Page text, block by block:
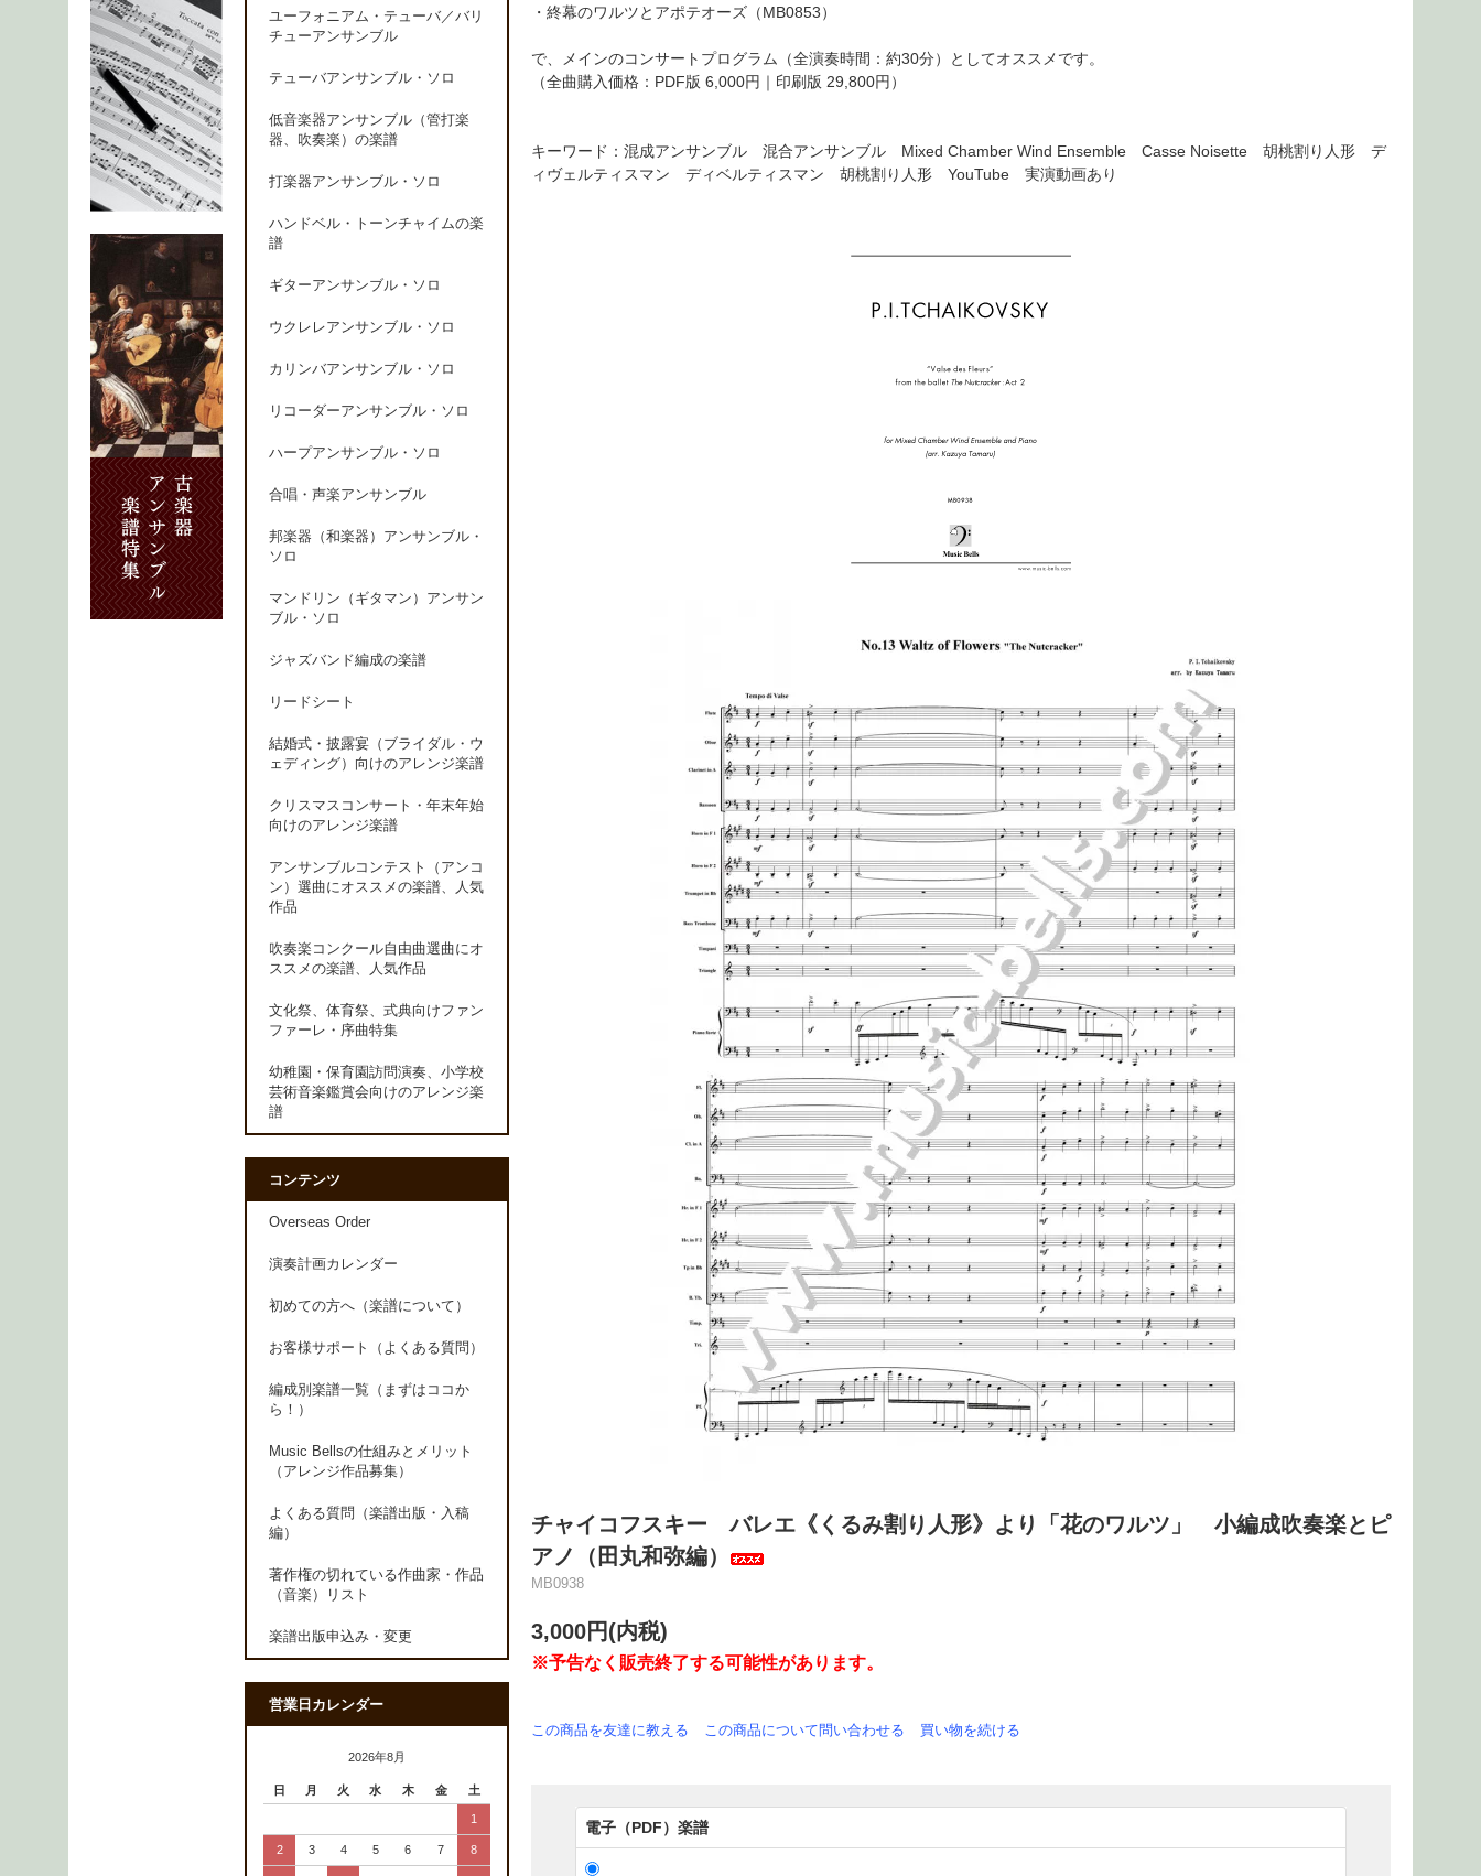
・終幕のワルツとアポテオーズ（MB0853）
で、メインのコンサートプログラム（全演奏時間：約30分）としてオススメです。
（全曲購入価格：PDF版 6,000円｜印刷版 29,800円）
キーワード：混成アンサンブル 混合アンサンブル Mixed Chamber Wind Ensemble Casse Noisette 胡桃割り人形 デ
ィヴェルティスマン ディベルティスマン 胡桃割り人形 YouTube 実演動画あり
チャイコフスキー バレエ《くるみ割り人形》より「花のワルツ」 小編成吹奏楽とピ
アノ（田丸和弥編）
MB0938
3,000円(内税)
※予告なく販売終了する可能性があります。
この商品を友達に教える この商品について問い合わせる 買い物を続ける
電子（PDF）楽譜
ユーフォニアム・テューバ／バリ
チューアンサンブル
テューバアンサンブル・ソロ
低音楽器アンサンブル（管打楽
器、吹奏楽）の楽譜
打楽器アンサンブル・ソロ
ハンドベル・トーンチャイムの楽
譜
ギターアンサンブル・ソロ
ウクレレアンサンブル・ソロ
カリンバアンサンブル・ソロ
リコーダーアンサンブル・ソロ
ハープアンサンブル・ソロ
合唱・声楽アンサンブル
邦楽器（和楽器）アンサンブル・
ソロ
マンドリン（ギタマン）アンサン
ブル・ソロ
ジャズバンド編成の楽譜
リードシート
結婚式・披露宴（ブライダル・ウ
ェディング）向けのアレンジ楽譜
クリスマスコンサート・年末年始
向けのアレンジ楽譜
アンサンブルコンテスト（アンコ
ン）選曲にオススメの楽譜、人気
作品
吹奏楽コンクール自由曲選曲にオ
ススメの楽譜、人気作品
文化祭、体育祭、式典向けファン
ファーレ・序曲特集
幼稚園・保育園訪問演奏、小学校
芸術音楽鑑賞会向けのアレンジ楽
譜
コンテンツ
Overseas Order
演奏計画カレンダー
初めての方へ（楽譜について）
お客様サポート（よくある質問）
編成別楽譜一覧（まずはココか
ら！）
Music Bellsの仕組みとメリット
（アレンジ作品募集）
よくある質問（楽譜出版・入稿
編）
著作権の切れている作曲家・作品
（音楽）リスト
楽譜出版申込み・変更
営業日カレンダー
2026年8月
日 月 火 水 木 金 土
1
2 3 4 5 6 7 8